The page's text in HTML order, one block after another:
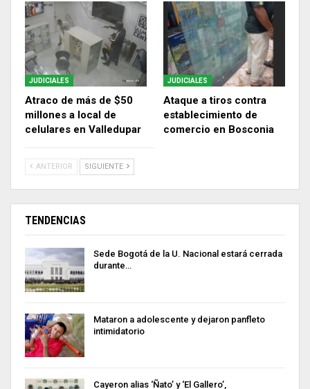
JUDICIALES
Atraco de más de $50
millones a local de
celulares en Valledupar
JUDICIALES
Ataque a tiros contra
establecimiento de
comercio en Bosconia
ANTERIOR SIGUIENTE
TENDENCIAS
Sede Bogotá de la U. Nacional estará cerrada
durante…
Mataron a adolescente y dejaron panfleto
intimidatorio
Cayeron alias ‘Ñato’ y ‘El Gallero’,